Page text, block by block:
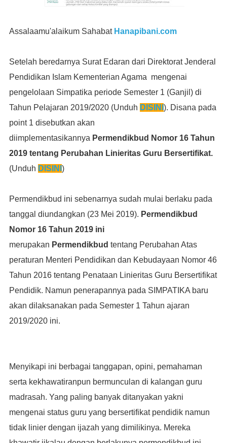
Assalaamu'alaikum Sahabat Hanapibani.com
Setelah beredarnya Surat Edaran dari Direktorat Jenderal
Pendidikan Islam Kementerian Agama mengenai
pengelolaan Simpatika periode Semester 1 (Ganjil) di
Tahun Pelajaran 2019/2020 (Unduh DISINI ). Disana pada
point 1 disebutkan akan
diimplementasikannya Permendikbud Nomor 16 Tahun
2019 tentang Perubahan Linieritas Guru Bersertifikat.
(Unduh DISINI )
Permendikbud ini sebenarnya sudah mulai berlaku pada
tanggal diundangkan (23 Mei 2019). Permendikbud
Nomor 16 Tahun 2019 ini
merupakan Permendikbud tentang Perubahan Atas
peraturan Menteri Pendidikan dan Kebudayaan Nomor 46
Tahun 2016 tentang Penataan Linieritas Guru Bersertifikat
Pendidik. Namun penerapannya pada SIMPATIKA baru
akan dilaksanakan pada Semester 1 Tahun ajaran
2019/2020 ini.
Menyikapi ini berbagai tanggapan, opini, pemahaman
serta kekhawatiranpun bermunculan di kalangan guru
madrasah. Yang paling banyak ditanyakan yakni
mengenai status guru yang bersertifikat pendidik namun
tidak linier dengan ijazah yang dimilikinya. Mereka